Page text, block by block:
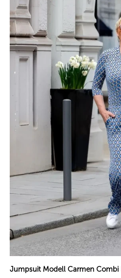
Jumpsuit Modell Carmen Combi